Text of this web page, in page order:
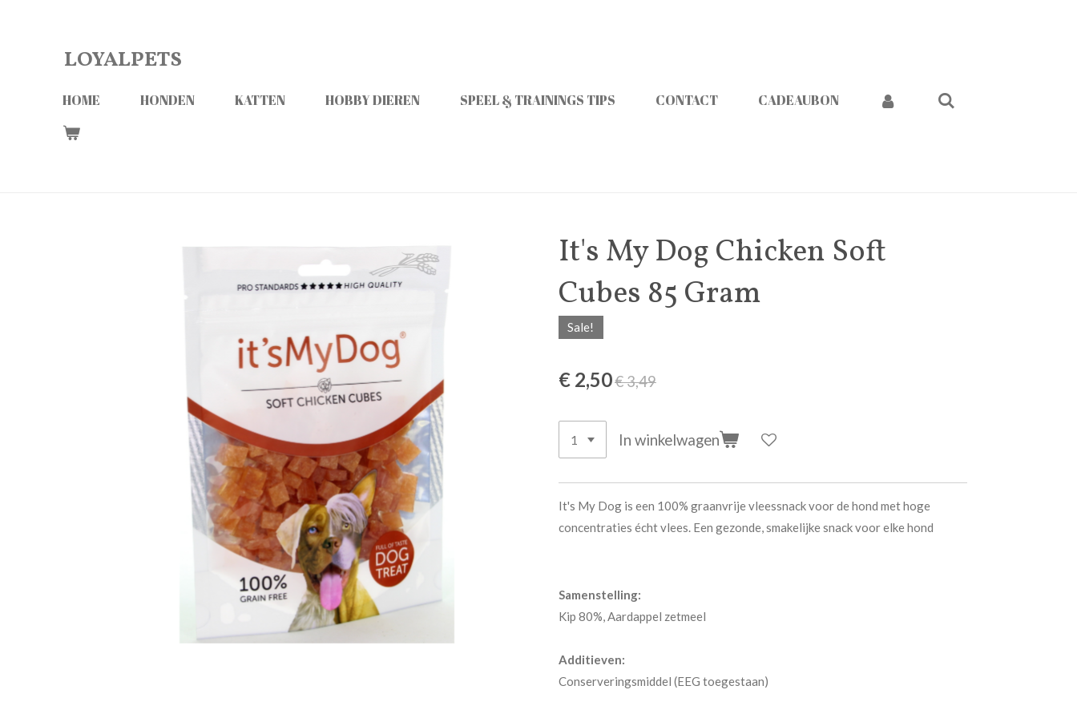
hoofdinhoud
LOYALPETS
HOME HONDEN KATTEN HOBBY DIEREN SPEEL & TRAININGS TIPS CONTACT CADEAUBON
It's My Dog Chicken Soft
Cubes 85 Gram
Sale!
€ 2,50€ 3,49
In winkelwagen
It's My Dog is een 100% graanvrije vleessnack voor de hond met hoge
concentraties écht vlees. Een gezonde, smakelijke snack voor elke hond
Samenstelling:
Kip 80%, Aardappel zetmeel
Additieven:
Conserveringsmiddel (EEG toegestaan)